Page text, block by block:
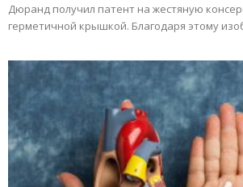
Дюранд получил патент на жестяную
герметичной крышкой. Благодаря этому